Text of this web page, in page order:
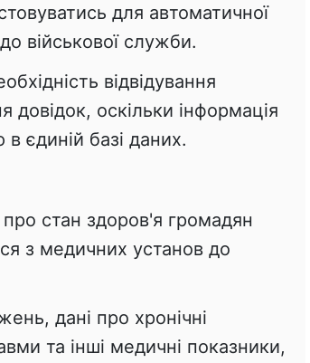
для автоматичної
військової служби.
відвідування
довідок, оскільки інформація
єдиній базі даних.
про стан здоров'я громадян
з медичних установ до
дані про хронічні
та інші медичні показники,